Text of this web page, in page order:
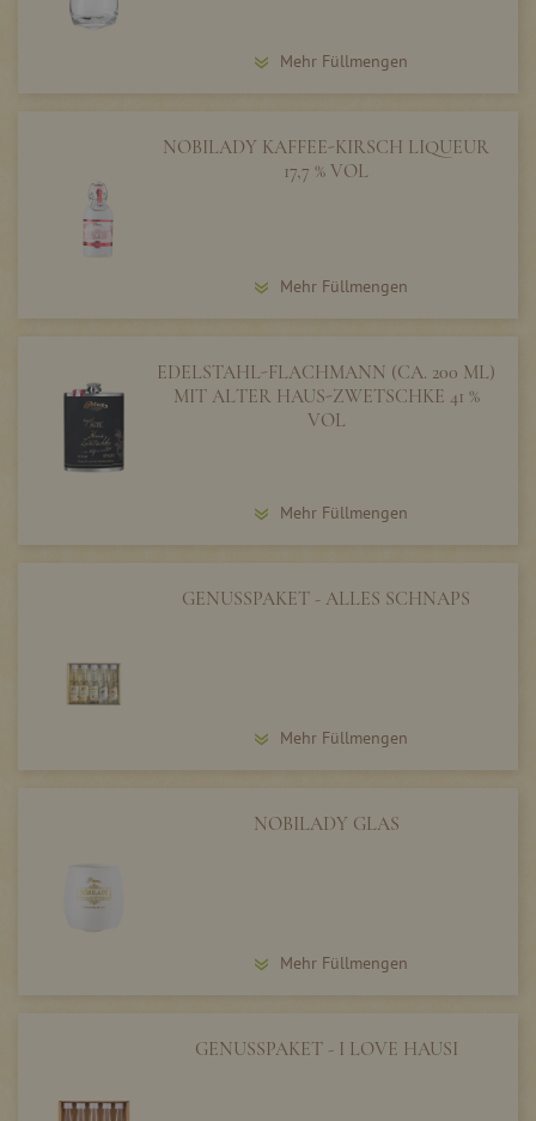
Mehr Füllmengen
NOBILADY KAFFEE-KIRSCH LIQUEUR
17,7 % VOL
Mehr Füllmengen
EDELSTAHL-FLACHMANN (CA. 200 ML)
MIT ALTER HAUS-ZWETSCHKE 41 %
VOL
Mehr Füllmengen
GENUSSPAKET - ALLES SCHNAPS
Mehr Füllmengen
NOBILADY GLAS
Mehr Füllmengen
GENUSSPAKET - I LOVE HAUSI